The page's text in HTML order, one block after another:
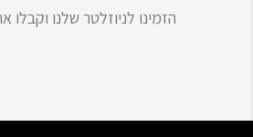
הזמינו לניוזלטר שלנו וקבלו